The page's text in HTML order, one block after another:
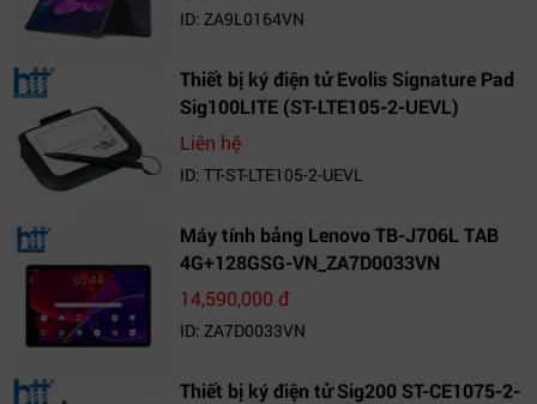
ID: ZA9L0164VN
Thiết bị ký điện tử Evolis Signature Pad
Sig100LITE (ST-LTE105-2-UEVL)
Liên hệ
ID: TT-ST-LTE105-2-UEVL
Máy tính bảng Lenovo TB-J706L TAB
4G+128GSG-VN_ZA7D0033VN
14,590,000 đ
ID: ZA7D0033VN
Thiết bị ký điện tử Sig200 ST-CE1075-2-